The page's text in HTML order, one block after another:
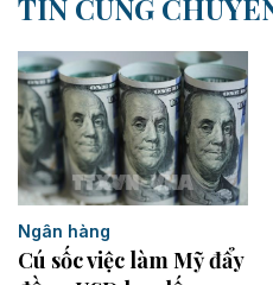
TIN CÙNG
Ngân hàng
Cú sốc việc làm Mỹ đẩy